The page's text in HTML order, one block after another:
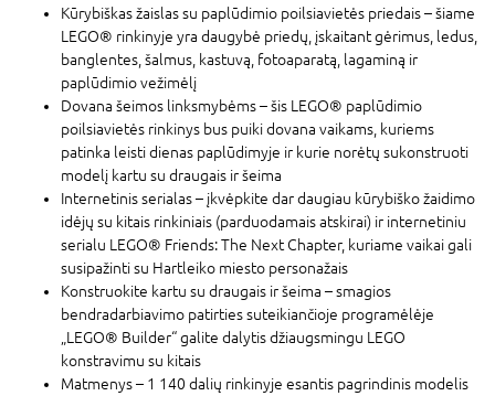
Kūrybiškas žaislas su paplūdimio poilsiavietės priedais – šiame
LEGO® rinkinyje yra daugybė priedų, įskaitant gėrimus, ledus,
banglentes, šalmus, kastuvą, fotoaparatą, lagaminą ir
paplūdimio vežimėlį
Dovana šeimos linksmybėms – šis LEGO® paplūdimio
poilsiavietės rinkinys bus puiki dovana vaikams, kuriems
patinka leisti dienas paplūdimyje ir kurie norėtų sukonstruoti
modelį kartu su draugais ir šeima
Internetinis serialas – įkvėpkite dar daugiau kūrybiško žaidimo
idėjų su kitais rinkiniais (parduodamais atskirai) ir internetiniu
serialu LEGO® Friends: The Next Chapter, kuriame vaikai gali
susipažinti su Hartleiko miesto personažais
Konstruokite kartu su draugais ir šeima – smagios
bendradarbiavimo patirties suteikiančioje programėlėje
„LEGO® Builder“ galite dalytis džiaugsmingu LEGO
konstravimu su kitais
Matmenys – 1 140 dalių rinkinyje esantis pagrindinis modelis